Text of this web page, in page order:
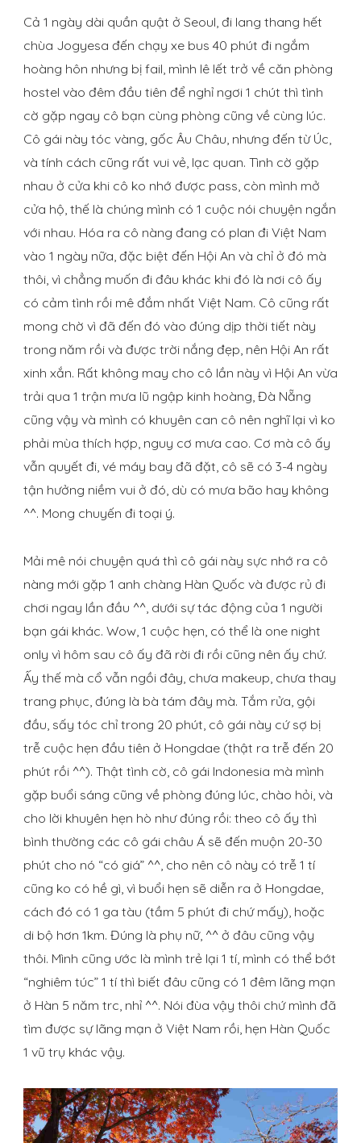
Cả 1 ngày dài quần quật ở Seoul, đi lang thang hết
chùa Jogyesa đến chạy xe bus 40 phút đi ngắm
hoàng hôn nhưng bị fail, mình lê lết trở về căn phòng
hostel vào đêm đầu tiên để nghỉ ngơi 1 chút thì tình
cờ gặp ngay cô bạn cùng phòng cũng về cùng lúc.
Cô gái này tóc vàng, gốc Âu Châu, nhưng đến từ Úc,
và tính cách cũng rất vui vẻ, lạc quan. Tình cờ gặp
nhau ở cửa khi cô ko nhớ được pass, còn mình mở
cửa hộ, thế là chúng mình có 1 cuộc nói chuyện ngắn
với nhau. Hóa ra cô nàng đang có plan đi Việt Nam
vào 1 ngày nữa, đặc biệt đến Hội An và chỉ ở đó mà
thôi, vì chẳng muốn đi đâu khác khi đó là nơi cô ấy
có cảm tình rồi mê đắm nhất Việt Nam. Cô cũng rất
mong chờ vì đã đến đó vào đúng dịp thời tiết này
trong năm rồi và được trời nắng đẹp, nên Hội An rất
xinh xắn. Rất không may cho cô lần này vì Hội An vừa
trải qua 1 trận mưa lũ ngập kinh hoàng, Đà Nẵng
cũng vậy và mình có khuyên can cô nên nghĩ lại vì ko
phải mùa thích hợp, nguy cơ mưa cao. Cơ mà cô ấy
vẫn quyết đi, vé máy bay đã đặt, cô sẽ có 3-4 ngày
tận hưởng niềm vui ở đó, dù có mưa bão hay không
^^. Mong chuyến đi toại ý.
Mải mê nói chuyện quá thì cô gái này sực nhớ ra cô
nàng mới gặp 1 anh chàng Hàn Quốc và được rủ đi
chơi ngay lần đầu ^^, dưới sự tác động của 1 người
bạn gái khác. Wow, 1 cuộc hẹn, có thể là one night
only vì hôm sau cô ấy đã rời đi rồi cũng nên ấy chứ.
Ấy thế mà cổ vẫn ngồi đây, chưa makeup, chưa thay
trang phục, đúng là bà tám đây mà. Tắm rửa, gội
đầu, sấy tóc chỉ trong 20 phút, cô gái này cứ sợ bị
trễ cuộc hẹn đầu tiên ở Hongdae (thật ra trễ đến 20
phút rồi ^^). Thật tình cờ, cô gái Indonesia mà mình
gặp buổi sáng cũng về phòng đúng lúc, chào hỏi, và
cho lời khuyên hẹn hò như đúng rồi: theo cô ấy thì
bình thường các cô gái châu Á sẽ đến muộn 20-30
phút cho nó “có giá” ^^, cho nên cô này có trễ 1 tí
cũng ko có hề gì, vì buổi hẹn sẽ diễn ra ở Hongdae,
cách đó có 1 ga tàu (tầm 5 phút đi chứ mấy), hoặc
di bộ hơn 1km. Đúng là phụ nữ, ^^ ở đâu cũng vậy
thôi. Mình cũng ước là mình trẻ lại 1 tí, mình có thể bớt
“nghiêm túc” 1 tí thì biết đâu cũng có 1 đêm lãng mạn
ở Hàn 5 năm trc, nhỉ ^^. Nói đùa vậy thôi chứ mình đã
tìm được sự lãng mạn ở Việt Nam rồi, hẹn Hàn Quốc
1 vũ trụ khác vậy.